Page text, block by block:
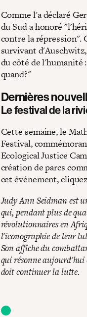
Comme l'a déclaré
du Sud a honoré
contre la répression".
survivant
du côté de l'humanité
quand?"
Dernières
Le festival de la
Cette semaine, le
Festival,
Ecological Justice
création de parcs
cet événement,
Judy Ann Seidman est
qui, pendant plus de
révolutionnaires en
l'iconographie de leur
Son affiche du
qui résonne aujourd'hui
doit continuer la lutte.